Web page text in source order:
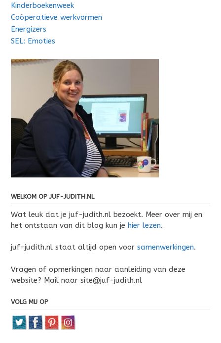
Kinderboekenweek
Coöperatieve werkvormen
Energizers
SEL: Emoties
WELKOM OP JUF-JUDITH.NL
Wat leuk dat je juf-judith.nl bezoekt. Meer over mij en
het ontstaan van dit blog kun je hier lezen.
juf-judith.nl staat altijd open voor samenwerkingen.
Vragen of opmerkingen naar aanleiding van deze
website? Mail naar site@juf-judith.nl
VOLG MIJ OP